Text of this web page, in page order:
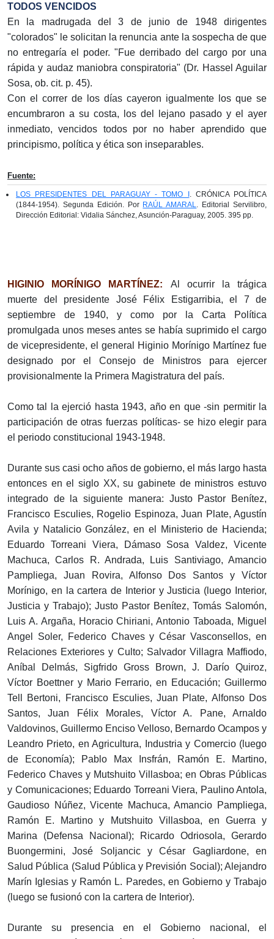
TODOS VENCIDOS
En la madrugada del 3 de junio de 1948 dirigentes
"colorados" le solicitan la renuncia ante la sospecha de que
no entregaría el poder. "Fue derribado del cargo por una
rápida y audaz maniobra conspiratoria" (Dr. Hassel Aguilar
Sosa, ob. cit. p. 45).
Con el correr de los días cayeron igualmente los que se
encumbraron a su costa, los del lejano pasado y el ayer
inmediato, vencidos todos por no haber aprendido que
principismo, política y ética son inseparables.
Fuente:
LOS PRESIDENTES DEL PARAGUAY - TOMO I. CRÓNICA POLÍTICA
(1844-1954). Segunda Edición. Por RAÚL AMARAL
. Editorial Servilibro,
Dirección Editorial: Vidalia Sánchez, Asunción-Paraguay, 2005. 395 pp.
HIGINIO MORÍNIGO MARTÍNEZ: Al ocurrir la trágica
muerte del presidente José Félix Estigarribia, el 7 de
septiembre de 1940, y como por la Carta Política
promulgada unos meses antes se había suprimido el cargo
de vicepresidente, el general Higinio Morínigo Martínez fue
designado por el Consejo de Ministros para ejercer
provisionalmente la Primera Magistratura del país.
Como tal la ejerció hasta 1943, año en que -sin permitir la
participación de otras fuerzas políticas- se hizo elegir para
el periodo constitucional 1943-1948.
Durante sus casi ocho años de gobierno, el más largo hasta
entonces en el siglo XX, su gabinete de ministros estuvo
integrado de la siguiente manera: Justo Pastor Benítez,
Francisco Esculies, Rogelio Espinoza, Juan Plate, Agustín
Avila y Natalicio González, en el Ministerio de Hacienda;
Eduardo Torreani Viera, Dámaso Sosa Valdez, Vicente
Machuca, Carlos R. Andrada, Luis Santiviago, Amancio
Pampliega, Juan Rovira, Alfonso Dos Santos y Víctor
Morínigo, en la cartera de Interior y Justicia (luego Interior,
Justicia y Trabajo); Justo Pastor Benítez, Tomás Salomón,
Luis A. Argaña, Horacio Chiriani, Antonio Taboada, Miguel
Angel Soler, Federico Chaves y César Vasconsellos, en
Relaciones Exteriores y Culto; Salvador Villagra Maffiodo,
Aníbal Delmás, Sigfrido Gross Brown, J. Darío Quiroz,
Víctor Boettner y Mario Ferrario, en Educación; Guillermo
Tell Bertoni, Francisco Esculies, Juan Plate, Alfonso Dos
Santos, Juan Félix Morales, Víctor A. Pane, Arnaldo
Valdovinos, Guillermo Enciso Velloso, Bernardo Ocampos y
Leandro Prieto, en Agricultura, Industria y Comercio (luego
de Economía); Pablo Max Insfrán, Ramón E. Martino,
Federico Chaves y Mutshuito Villasboa; en Obras Públicas
y Comunicaciones; Eduardo Torreani Viera, Paulino Antola,
Gaudioso Núñez, Vicente Machuca, Amancio Pampliega,
Ramón E. Martino y Mutshuito Villasboa, en Guerra y
Marina (Defensa Nacional); Ricardo Odriosola, Gerardo
Buongermini, José Soljancic y César Gagliardone, en
Salud Pública (Salud Pública y Previsión Social); Alejandro
Marín Iglesias y Ramón L. Paredes, en Gobierno y Trabajo
(luego se fusionó con la cartera de Interior).
Durante su presencia en el Gobierno nacional, el